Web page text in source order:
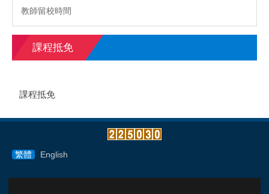
教師留校時間
課程抵免
課程抵免
繁體 English